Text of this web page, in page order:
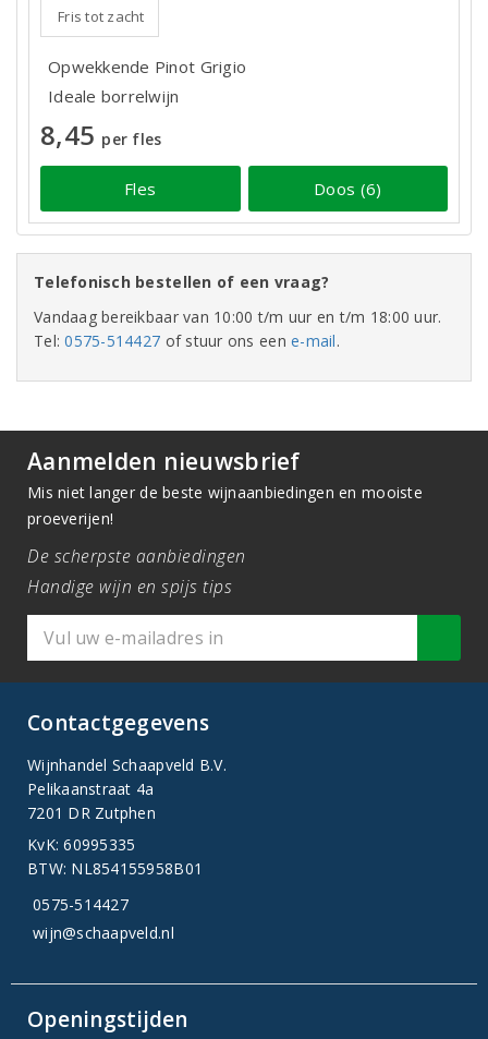
Fris tot zacht
Opwekkende Pinot Grigio
Ideale borrelwijn
8,45 per fles
Fles Doos (6)
Telefonisch bestellen of een vraag?
Vandaag bereikbaar van 10:00 t/m uur en t/m 18:00 uur.
Tel:0575-514427 of stuur ons eene-mail.
Aanmelden nieuwsbrief
Mis niet langer de beste wijnaanbiedingen en mooiste
proeverijen!
De scherpste aanbiedingen
Handige wijn en spijs tips
Contactgegevens
Wijnhandel Schaapveld B.V.
Pelikaanstraat 4a
7201 DR Zutphen
KvK: 60995335
BTW: NL854155958B01
0575-514427
wijn@schaapveld.nl
Openingstijden